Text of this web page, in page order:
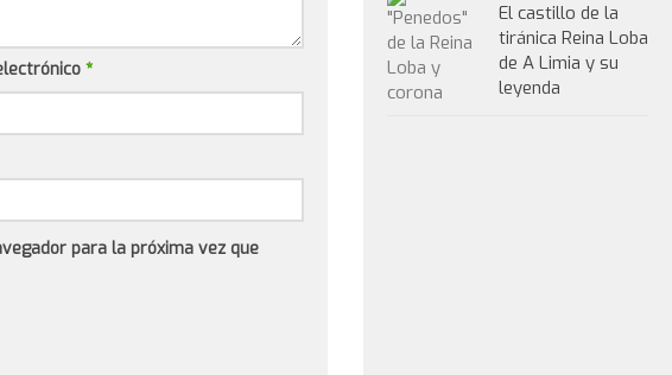
*
para la próxima vez que
El castillo de la
tiránica Reina Loba
de A Limia y su
leyenda